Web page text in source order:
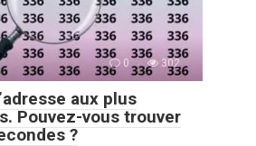
0 302
aux plus
Pouvez-vous trouver
?